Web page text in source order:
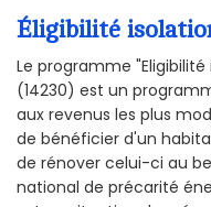
Éligibilité
Le programme "Eligibilité
(14230) est un
aux revenus les plus
de bénéficier d'un
de rénover celui-ci au
national de précarité